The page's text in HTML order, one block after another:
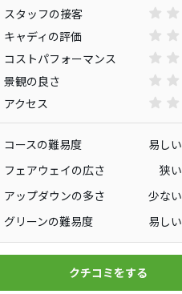
スタッフの接客
キャディの評価
コストパフォーマンス
景観の良さ
アクセス
コースの難易度 易しい
フェアウェイの広さ
狭い
アップダウンの多さ
少ない
グリーンの難易度
易しい
クチコミをする